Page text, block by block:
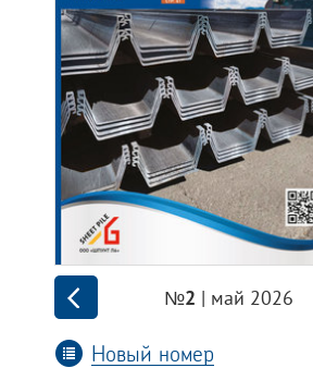
№2 | май 2026
Новый номер